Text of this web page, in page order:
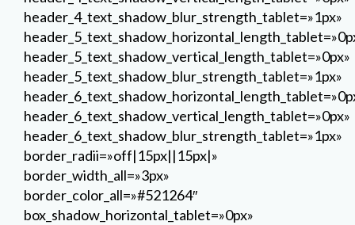
border_color_all=»#521264″
box_shadow_horizontal_tablet=»0px»
box_shadow_vertical_tablet=»0px»
box_shadow_blur_tablet=»40px»
box_shadow_spread_tablet=»0px»
text_text_align=»left» global_module=»29055″
saved_tabs=»all»
header_3_font_size__hover=»22px»
header_3_font_size__hover_enabled=»22px»
header_3_letter_spacing__hover=»0px»
header_3_letter_spacing__hover_enabled=»0px»